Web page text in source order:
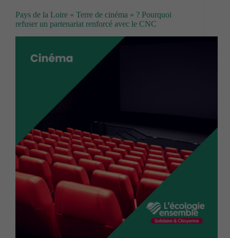
Pays de la Loire « Terre de cinéma » ? Pourquoi
refuser un partenariat renforcé avec le CNC